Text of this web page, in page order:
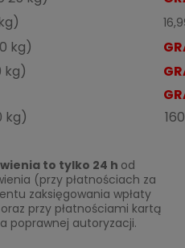
kg)
kg)
kg)
to tylko 24 h od
(przy płatnościach za
zaksięgowania wpłaty
przy płatnościami kartą
poprawnej autoryzacji.